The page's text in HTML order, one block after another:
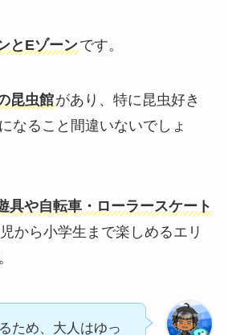
とEゾーンです。
昆虫館があり、特に昆虫好き
なること間違いないでしょ
具や自転車・ローラースケート
から小学生まで楽しめるエリ
ため、大人はゆっ